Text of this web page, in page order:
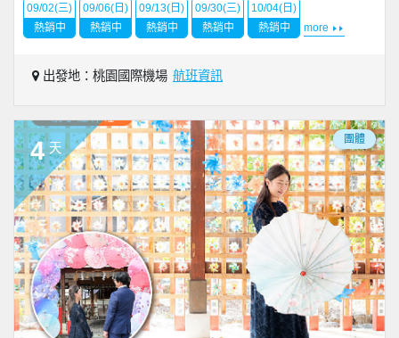
09/02(三)
熱銷中
09/06(日)
熱銷中
09/13(日)
熱銷中
09/30(三)
熱銷中
10/04(日)
熱銷中
more
出發地：桃園國際機場 航班資訊
4 天
團體